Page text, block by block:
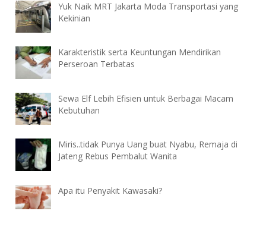
Yuk Naik MRT Jakarta Moda Transportasi yang
Kekinian
Karakteristik serta Keuntungan Mendirikan
Perseroan Terbatas
Sewa Elf Lebih Efisien untuk Berbagai Macam
Kebutuhan
Miris..tidak Punya Uang buat Nyabu, Remaja di
Jateng Rebus Pembalut Wanita
Apa itu Penyakit Kawasaki?